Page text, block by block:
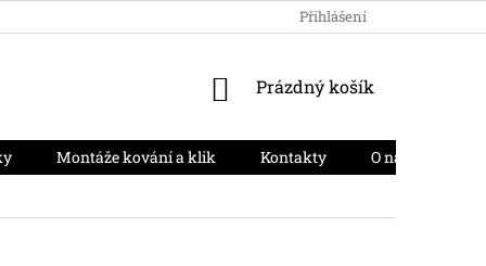
PODMÍNKY OCHRANY OSOBNÍCH
Přihlášení
NÁKUPNÍ
Prázdný košík
Montáže kování a klik Kontakty O nás